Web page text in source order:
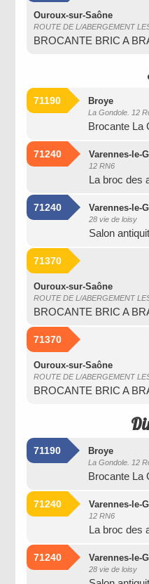
Ouroux-sur-Saône
ROUTE DE L/ABERGEMENT
BROCANTE BRIC A
71190 Broye
La Gondole. 12
Brocante La
71240 Varennes-le-
12 RN6
La broc des
71240 Varennes-le-
28 vie de loisy
Salon
71370
Ouroux-sur-Saône
ROUTE DE L/ABERGEMENT
BROCANTE BRIC A
71370
Ouroux-sur-Saône
ROUTE DE L/ABERGEMENT
BROCANTE BRIC A
71190 Broye
La Gondole. 12
Brocante La
71240 Varennes-le-
12 RN6
La broc des
71240 Varennes-le-
28 vie de loisy